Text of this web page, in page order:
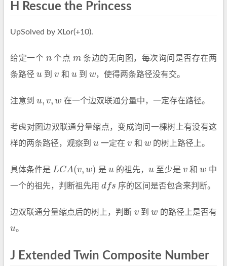
H Rescue the Princess
UpSolved by XLor(+10).
给定一个 n
n个点 m
m 条边的无向图，每次询问是否存在两
条路径 u
u 到v
v 和 u
u到 w
w，使得两条路径没有交。
注意到 u, v, w
u,v ,w 在一个边双联通分量中，一定存在路径。
考虑对图边双联通分量缩点，变成询问一棵树上有没有这
样的两条路径，观察到 u
u 一定在v
v 和 w
w 的树上路径上。
具体条件是 LCA(v, w)
LCA(v,w) 是 u
u 的祖先，u
u 至少是 v
v 和w
w 中
一个的祖先，判断祖先用 dfs
dfs 序的区间是否包含来判断。
边双联通分量缩点后的树上，判断 v
v到w
w 的路径上是否有
u
u。
J Extended Twin Composite Number